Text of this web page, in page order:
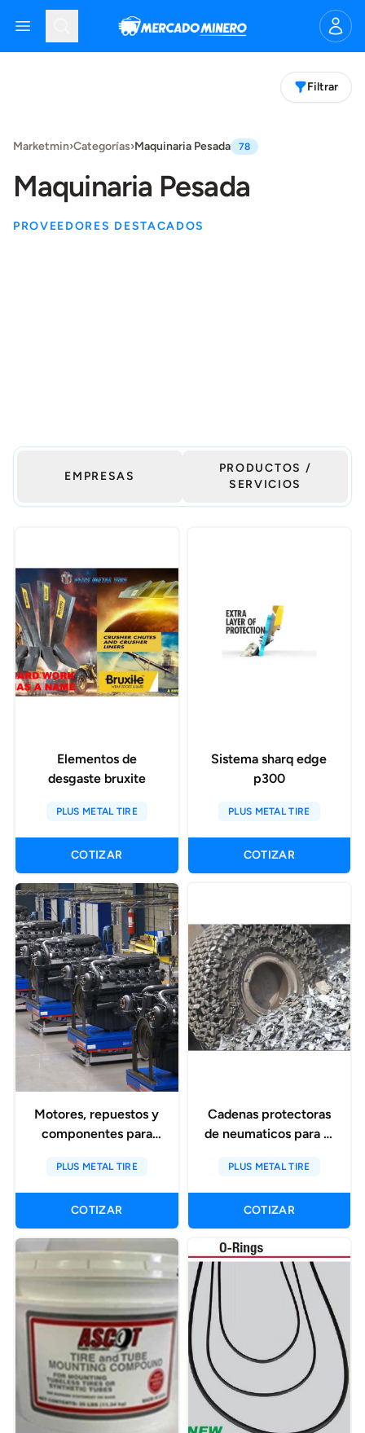
Open menu Mercado Minero
Filtrar
Marketmin›Categorías›Maquinaria Pesada 78
Maquinaria Pesada
PROVEEDORES DESTACADOS
EMPRESAS
PRODUCTOS /
SERVICIOS
Elementos de
desgaste bruxite
PLUS METAL TIRE
COTIZAR
Sistema sharq edge
p300
PLUS METAL TIRE
COTIZAR
Motores, repuestos y
componentes para
construcción y
minera
PLUS METAL TIRE
COTIZAR
Cadenas protectoras
de neumaticos para el
minero
PLUS METAL TIRE
COTIZAR